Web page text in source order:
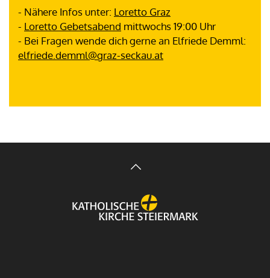
- Nähere Infos unter: Loretto Graz
- Loretto Gebetsabend mittwochs 19:00 Uhr
- Bei Fragen wende dich gerne an Elfriede Demml:
elfriede.demml@graz-seckau.at